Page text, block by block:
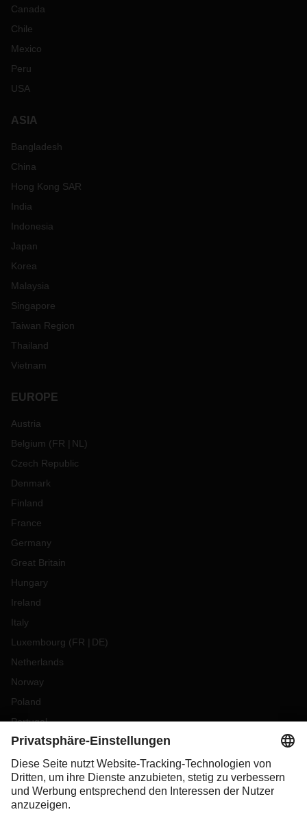
Canada
Chile
Mexico
Peru
USA
ASIA
Bangladesh
China
Hong Kong SAR
India
Indonesia
Japan
Korea
Malaysia
Singapore
Taiwan Region
Thailand
Vietnam
EUROPE
Austria
Belgium (FR NL )
Czech Republic
Denmark
Finland
France
Germany
Great Britain
Hungary
Ireland
Italy
Luxembourg (FR DE)
Netherlands
Norway
Poland
Portugal
Romania
Slovakia
Spain
Sweden